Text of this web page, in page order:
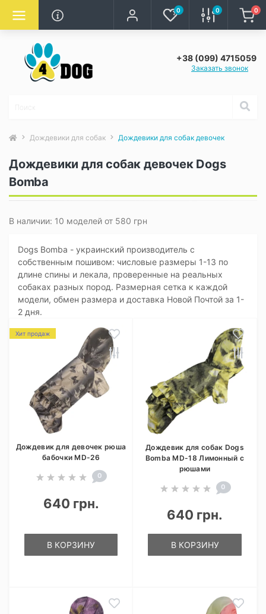
0 0 0
+38 (099) 4715059
Заказать звонок
Дождевики для собак Дождевики для собак девочек
Дождевики для собак девочек Dogs
Bomba
В наличии: 10 моделей от 580 грн
Dogs Bomba - украинский производитель с
собственным пошивом: числовые размеры 1-13 по
длине спины и лекала, проверенные на реальных
собаках разных пород. Размерная сетка к каждой
модели, обмен размера и доставка Новой Почтой за 1-
2 дня.
Хит продаж
Дождевик для девочек рюша
бабочки MD-26
0
640 грн.
В КОРЗИНУ
Дождевик для собак Dogs
Bomba MD-18 Лимонный с
рюшами
0
640 грн.
В КОРЗИНУ